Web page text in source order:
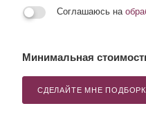
Соглашаюсь на
Минимальная
СДЕЛАЙТЕ МНЕ